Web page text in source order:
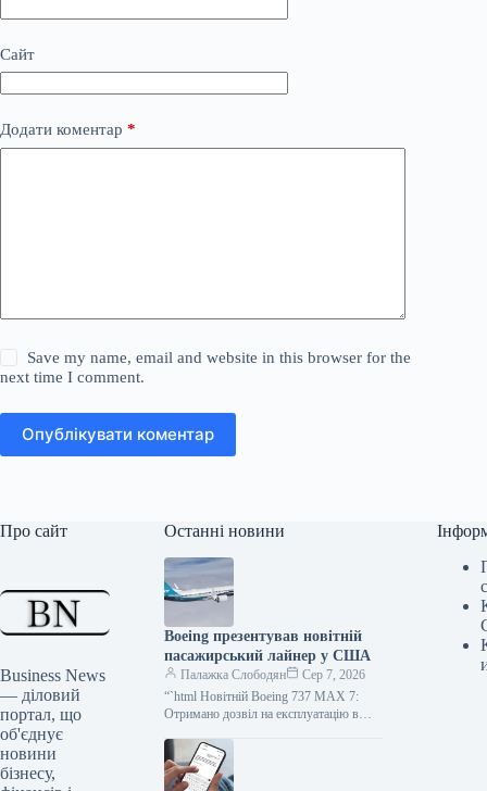
Сайт
Додати коментар *
Save my name, email and website in this browser for the
next time I comment.
Опублікувати коментар
Про сайт
Business News
— діловий
портал, що
об'єднує
новини
бізнесу,
Останні новини
Boeing презентував новітній
пасажирський лайнер у США
Палажка Слободян
Сер 7, 2026
“`html Новітній Boeing 737 MAX 7:
Отримано дозвіл на експлуатацію в
авіації Сполучених Штатів Америки
(FAA)…